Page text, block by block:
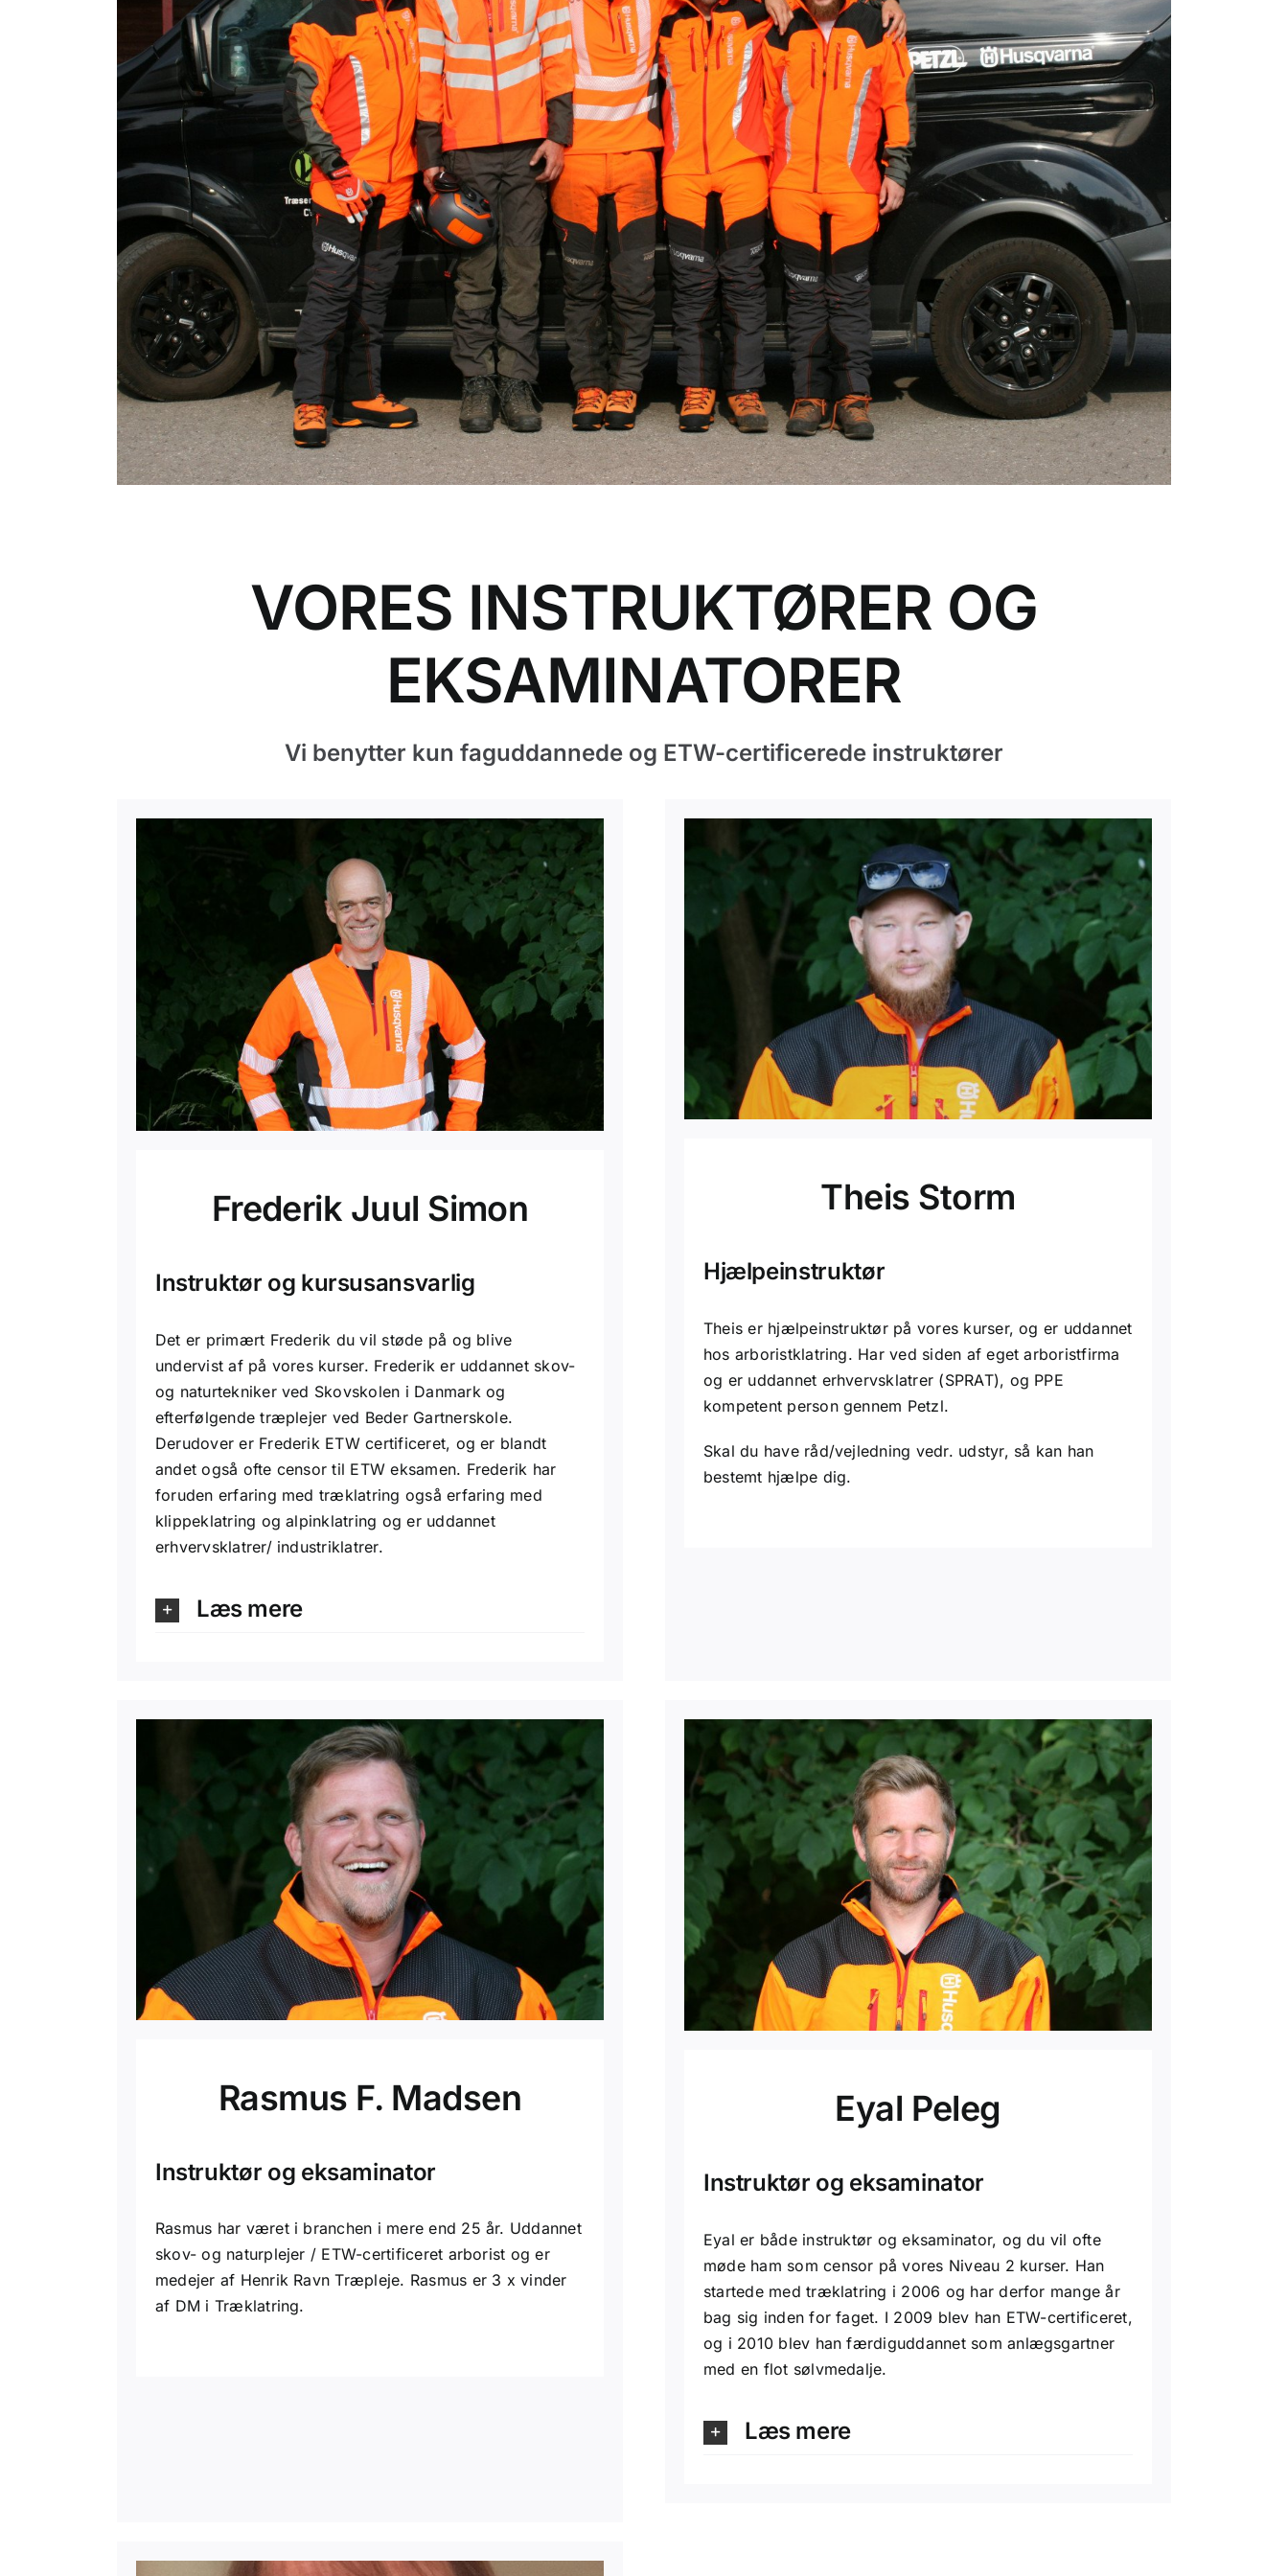
VORES INSTRUKTØRER OG
EKSAMINATORER
Vi benytter kun faguddannede og ETW-certificerede instruktører
Frederik Juul Simon
Instruktør og kursusansvarlig
Det er primært Frederik du vil støde på og blive
undervist af på vores kurser. Frederik er uddannet skov-
og naturtekniker ved Skovskolen i Danmark og
efterfølgende træplejer ved Beder Gartnerskole.
Derudover er Frederik ETW certificeret, og er blandt
andet også ofte censor til ETW eksamen. Frederik har
foruden erfaring med træklatring også erfaring med
klippeklatring og alpinklatring og er uddannet
erhvervsklatrer/ industriklatrer.
Læs mere
Theis Storm
Hjælpeinstruktør
Theis er hjælpeinstruktør på vores kurser, og er uddannet
hos arboristklatring. Har ved siden af eget arboristfirma
og er uddannet erhvervsklatrer (SPRAT), og PPE
kompetent person gennem Petzl.
Skal du have råd/vejledning vedr. udstyr, så kan han
bestemt hjælpe dig.
Rasmus F. Madsen
Instruktør og eksaminator
Rasmus har været i branchen i mere end 25 år. Uddannet
skov- og naturplejer / ETW-certificeret arborist og er
medejer af Henrik Ravn Træpleje. Rasmus er 3 x vinder
af DM i Træklatring.
Eyal Peleg
Instruktør og eksaminator
Eyal er både instruktør og eksaminator, og du vil ofte
møde ham som censor på vores Niveau 2 kurser. Han
startede med træklatring i 2006 og har derfor mange år
bag sig inden for faget. I 2009 blev han ETW-certificeret,
og i 2010 blev han færdiguddannet som anlægsgartner
med en flot sølvmedalje.
Læs mere